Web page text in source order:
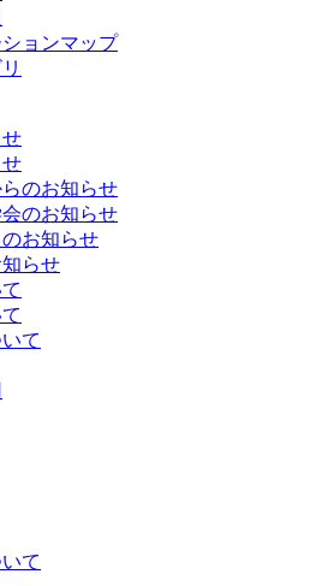
ョンマップ
のお知らせ
のお知らせ
お知らせ
らせ
て
て